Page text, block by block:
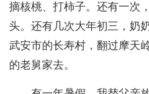
摘核桃、打柿子。还有一次
头。还有几次大年初三，奶
武安市的长寿村，翻过摩天
的老舅家去。